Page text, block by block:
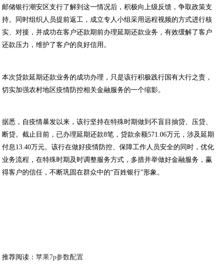
邮储银行潮安区支行了解到这一情况后，积极向上级反馈，争取政策支
持。同时组织人员提前返工，成立专人小组采用远程视频的方式进行核
实、对接，并成功在客户还款期前办理延期还款业务，有效缓解了客户
还款压力，维护了客户的良好信用。
本次贷款延期还款业务的成功办理，只是该行积极践行国有大行之责，
切实加强农村地区疫情防控相关金融服务的一个缩影。
据悉，自疫情暴发以来，该行坚持在特殊时期做到不盲目抽贷、压贷、
断贷。截止目前，已办理延期还款8笔，贷款余额571.06万元，涉及延期
付息13.40万元。该行在做好疫情防控、保障工作人员安全的同时，优化
业务流程，在特殊时期及时调整服务方式，多措并举做好金融服务，赢
得客户的信任，不断巩固在群众中的“百姓银行”形象。
推荐阅读：苹果7p参数配置